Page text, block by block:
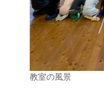
教室の風景